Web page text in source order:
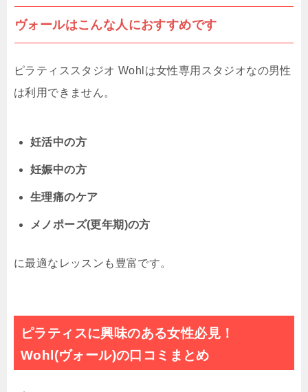
ヴォールはこんな人におすすめです
ピラティススタジオ Wohlは女性専用スタジオなの男性
は利用できません。
妊活中の方
妊娠中の方
生理痛のケア
メノポーズ(更年期)の方
に最適なレッスンも豊富です。
ピラティスに興味のある女性必見！
Wohl(ヴォール)の口コミまとめ